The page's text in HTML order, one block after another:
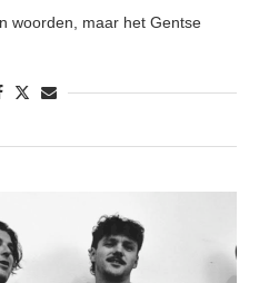
woorden, maar het Gentse